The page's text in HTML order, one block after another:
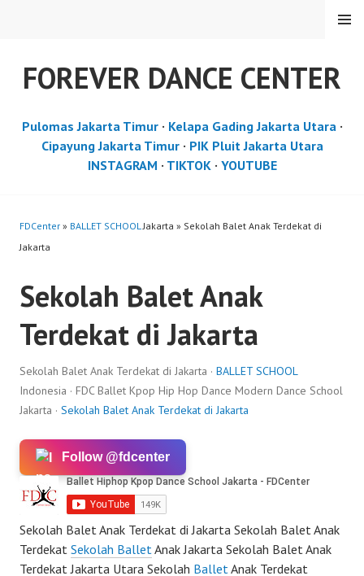
FOREVER DANCE CENTER
MENU
Pulomas Jakarta Timur· Kelapa Gading Jakarta Utara·
Cipayung Jakarta Timur· PIK Pluit Jakarta Utara
INSTAGRAM · TIKTOK· YOUTUBE
FDCenter » BALLET SCHOOLJakarta » Sekolah Balet Anak Terdekat di
Jakarta
Sekolah Balet Anak
Terdekat di Jakarta
Sekolah Balet Anak Terdekat di Jakarta · BALLET SCHOOL
Indonesia · FDC Ballet Kpop Hip Hop Dance Modern Dance School
Jakarta · Sekolah Balet Anak Terdekat di Jakarta
Follow @fdcenter
Sekolah Balet Anak Terdekat di Jakarta Sekolah Balet Anak
Terdekat Sekolah BalletAnak Jakarta Sekolah Balet Anak
Terdekat Jakarta Utara Sekolah BalletAnak Terdekat